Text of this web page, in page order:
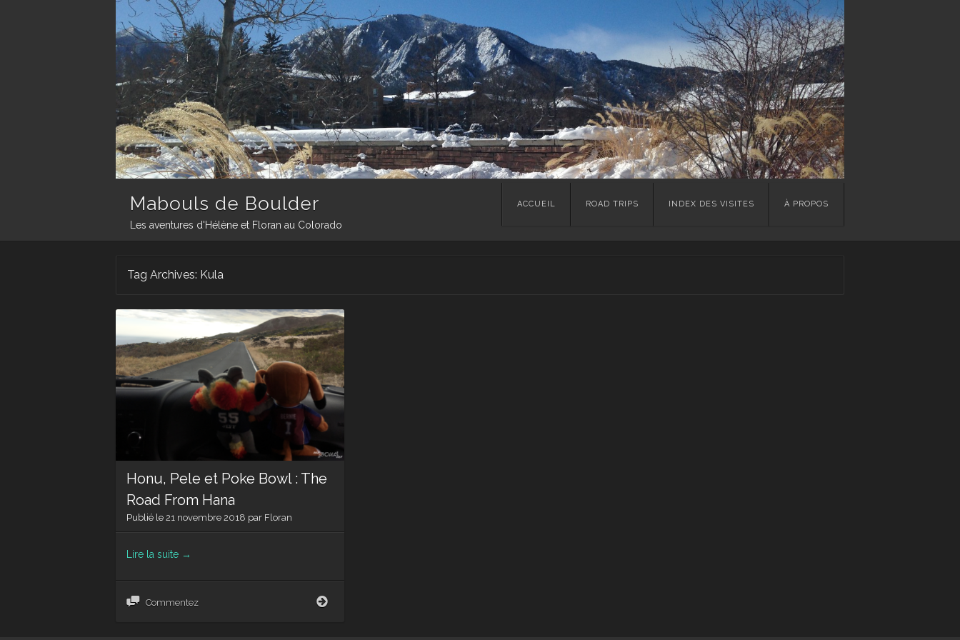
Mabouls de Boulder
Les aventures d'Hélène et Floran au Colorado
Skip
ACCUEIL ROAD TRIPS INDEX DES VISITES À PROPOS
Tag Archives: Kula
Honu, Pele et Poke Bowl : The
Road From Hana
Publié le 21 novembre 2018 par Floran
Lire la suite →
Commentez